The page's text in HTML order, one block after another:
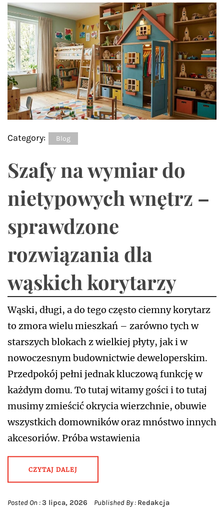
Category: Blog
Szafy na wymiar do
nietypowych wnętrz –
sprawdzone
rozwiązania dla
wąskich korytarzy
Wąski, długi, a do tego często ciemny korytarz
to zmora wielu mieszkań – zarówno tych w
starszych blokach z wielkiej płyty, jak i w
nowoczesnym budownictwie deweloperskim.
Przedpokój pełni jednak kluczową funkcję w
każdym domu. To tutaj witamy gości i to tutaj
musimy zmieścić okrycia wierzchnie, obuwie
wszystkich domowników oraz mnóstwo innych
akcesoriów. Próba wstawienia
CZYTAJ DALEJ
Posted On :3 lipca, 2026 Published By : Redakcja